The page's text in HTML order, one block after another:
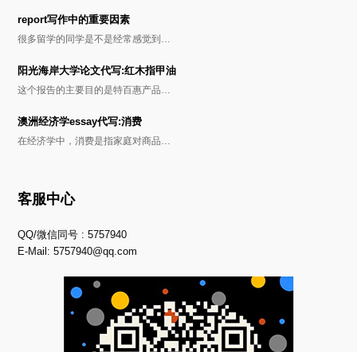
report写作中的重要因素
很多留学的同学是不是经常感觉到…
阳光海岸大学论文代写:红木指甲油
这个报告的主要目的是特百惠产品…
澳洲经济学essay代写:消费
在经济学中，消费是指家庭对商品…
客服中心
QQ/微信同号 : 5757940
E-Mail:5757940@qq.com